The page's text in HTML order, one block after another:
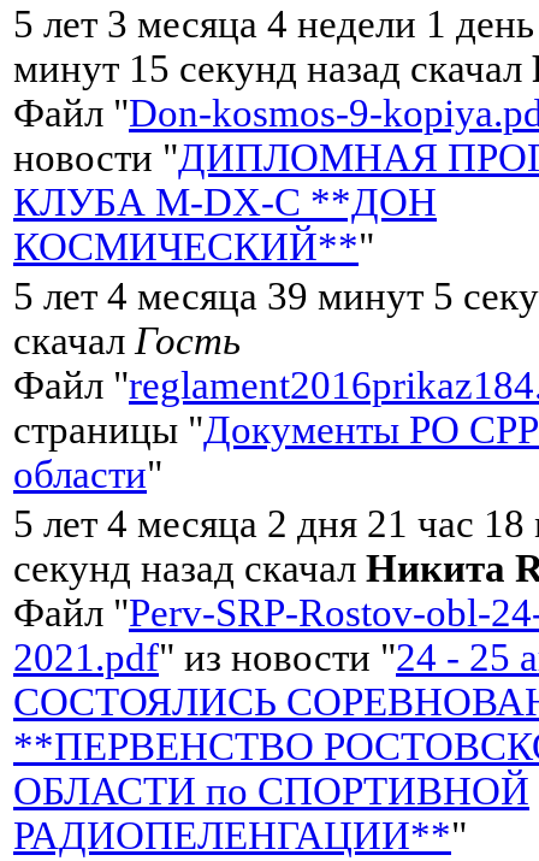
5 лет 3 месяца 4 недели 1
минут 15 секунд назад скачал
Файл "Don-kosmos-9-
новости "ДИПЛОМНАЯ
КЛУБА M-DX-C **ДОН
КОСМИЧЕСКИЙ**"
5 лет 4 месяца 39 минут 5
скачал Гость
Файл "
страницы "Документы РО СРР
области"
5 лет 4 месяца 2 дня 21 час
секунд назад скачал Никита
Файл "Perv-SRP-Rostov-obl-
2021.pdf" из новости "24 - 25
СОСТОЯЛИСЬ
**ПЕРВЕНСТВО
ОБЛАСТИ по СПОРТИВНОЙ
РАДИОПЕЛЕНГАЦИИ**"